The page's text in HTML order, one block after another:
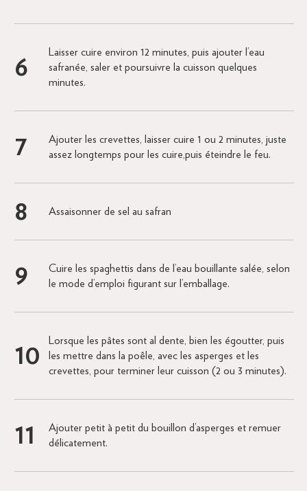
Laisser cuire environ 12 minutes, puis ajouter l’eau
safranée, saler et poursuivre la cuisson quelques
minutes.
Ajouter les crevettes, laisser cuire 1 ou 2 minutes, juste
assez longtemps pour les cuire,puis éteindre le feu.
Assaisonner de sel au safran
Cuire les spaghettis dans de l’eau bouillante salée, selon
le mode d’emploi figurant sur l’emballage.
Lorsque les pâtes sont al dente, bien les égoutter, puis
les mettre dans la poêle, avec les asperges et les
crevettes, pour terminer leur cuisson (2 ou 3 minutes).
Ajouter petit à petit du bouillon d’asperges et remuer
délicatement.